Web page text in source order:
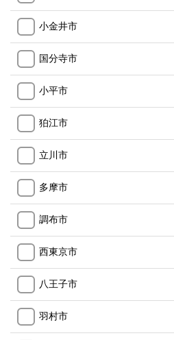
小金井市
国分寺市
小平市
狛江市
立川市
多摩市
調布市
西東京市
八王子市
羽村市